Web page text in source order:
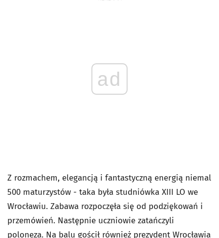
ad
Z rozmachem, elegancją i fantastyczną energią niemal
500 maturzystów - taka była studniówka XIII LO we
Wrocławiu. Zabawa rozpoczęła się od podziękowań i
przemówień. Następnie uczniowie zatańczyli
poloneza. Na balu gościł również prezydent Wrocławia